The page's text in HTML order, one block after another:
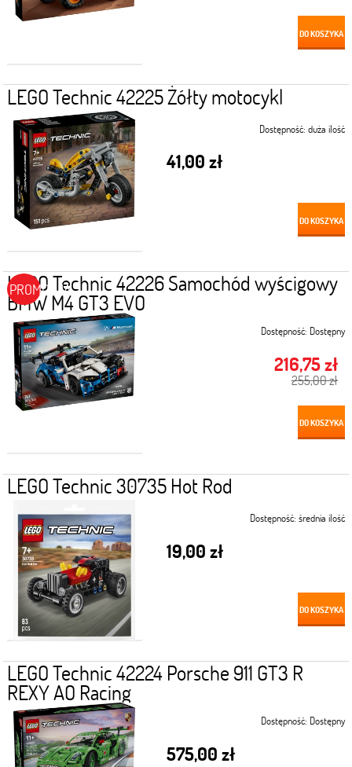
DO KOSZYKA
LEGO Technic 42225 Żółty motocykl
Dostępność: duża ilość
41,00 zł
DO KOSZYKA
LEGO Technic 42226 Samochód wyścigowy
BMW M4 GT3 EVO
Dostępność: Dostępny
216,75 zł
255,00 zł
DO KOSZYKA
PROMOCJA
LEGO Technic 30735 Hot Rod
Dostępność: średnia ilość
19,00 zł
DO KOSZYKA
LEGO Technic 42224 Porsche 911 GT3 R
REXY AO Racing
Dostępność: Dostępny
575,00 zł